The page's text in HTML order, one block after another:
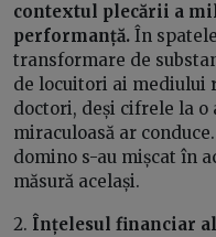
contextul plecării a
performanță. În
transformare de
de locuitori ai mediului
doctori, deși cifrele la
miraculoasă ar
domino s-au mișcat în
măsură același.
2. Înțelesul financiar